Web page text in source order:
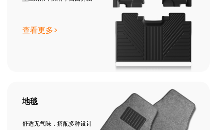
查看更多>
地毯
舒适无气味，搭配多种设计